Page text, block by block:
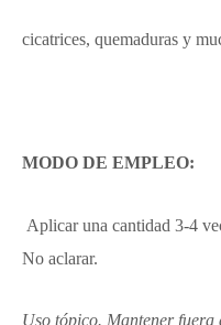
cicatrices, quemaduras y
MODO DE EMPLEO:
Aplicar una cantidad 3-4
No aclarar.
Uso tópico. Mantener fuera